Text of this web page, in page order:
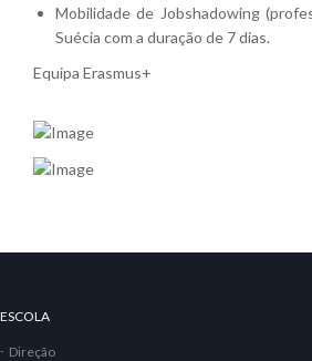
Mobilidade de Jobshadowing
Suécia com a duração de 7 dias.
Equipa Erasmus+
ESCOLA
Direção